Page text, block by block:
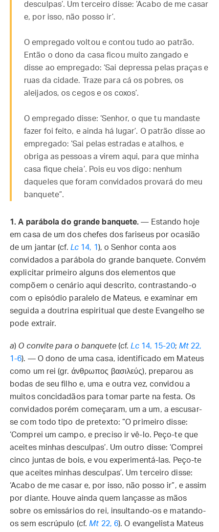
desculpas’. Um terceiro disse: ‘Acabo de me casar
e, por isso, não posso ir’.
O empregado voltou e contou tudo ao patrão.
Então o dono da casa ficou muito zangado e
disse ao empregado: ‘Sai depressa pelas praças e
ruas da cidade. Traze para cá os pobres, os
aleijados, os cegos e os coxos’.
O empregado disse: ‘Senhor, o que tu mandaste
fazer foi feito, e ainda há lugar’. O patrão disse ao
empregado: ‘Sai pelas estradas e atalhos, e
obriga as pessoas a virem aqui, para que minha
casa fique cheia’. Pois eu vos digo: nenhum
daqueles que foram convidados provará do meu
banquete”.
1. A parábola do grande banquete. — Estando hoje
em casa de um dos chefes dos fariseus por ocasião
de um jantar (cf. Lc 14, 1 ), o Senhor conta aos
convidados a parábola do grande banquete. Convém
explicitar primeiro alguns dos elementos que
compõem o cenário aqui descrito, contrastando-o
com o episódio paralelo de Mateus, e examinar em
seguida a doutrina espiritual que deste Evangelho se
pode extrair.
a) O convite para o banquete(cf. Lc14, 15-20; Mt22,
1-6). — O dono de uma casa, identificado em Mateus
como um rei (gr. άνθρωπος βασιλεύς), preparou as
bodas de seu filho e, uma e outra vez, convidou a
muitos concidadãos para tomar parte na festa. Os
convidados porém começaram, um a um, a escusar-
se com todo tipo de pretexto: “O primeiro disse:
‘Comprei um campo, e preciso ir vê-lo. Peço-te que
aceites minhas desculpas’. Um outro disse: ‘Comprei
cinco juntas de bois, e vou experimentá-las. Peço-te
que aceites minhas desculpas’. Um terceiro disse:
‘Acabo de me casar e, por isso, não posso ir”, e assim
por diante. Houve ainda quem lançasse as mãos
sobre os emissários do rei, insultando-os e matando-
os sem escrúpulo (cf. Mt22, 6). O evangelista Mateus